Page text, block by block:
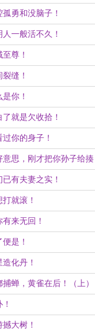
孤勇和没脑子！
人一般活不久！
尊！
缝！
你！
了就是欠收拾！
过你的身子！
意思，刚才把你孙子给揍
已有夫妻之实！
就滚！
有来无回！
是！
化丹！
捕蝉，黄雀在后！（上）
大树！